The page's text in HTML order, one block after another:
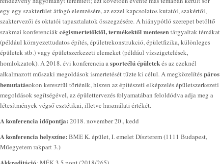
egy-egy szakterület átfogó elemzésére, az ezzel kapcsolatos kutatói, szakértői,
szaktervezői és oktatói tapasztalatok összegzésére. A hiánypótló szerepet betöltő
szakmai konferenciákcégismertetőktől, termékektől mentesentárgyaltak témákat
(például környezettudatos építés, épületrekonstrukció, épületfizika, különleges
épületek stb.) vagy épületszerkezeti elemeket (például vízszigetelések,
homlokzatok). A 2018. évi konferencia asportcélú épületekés az ezeknél
alkalmazott műszaki megoldások ismertetését tűzte ki célul. A megközelítéspáros
bemutatásokon keresztül történik, hiszen az építészeti elképzelés épületszerkezeti
megoldások segítségével, az épülettervezés folyamatában feloldódva adja meg a
létesítmények végső esztétikai, illetve használati értékét.
A konferencia időpontja: 2018. november 20., kedd
A konferencia helyszíne: BME K. épület, I. emelet Díszterem (1111 Budapest,
Műegyetem rakpart 3.)